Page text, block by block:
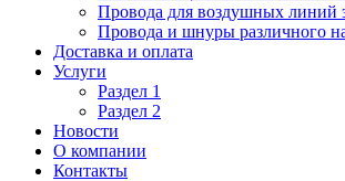
Провода для воздушных линий
Провода и шнуры различного
Доставка и оплата
Услуги
Раздел 1
Раздел 2
Новости
О компании
Контакты